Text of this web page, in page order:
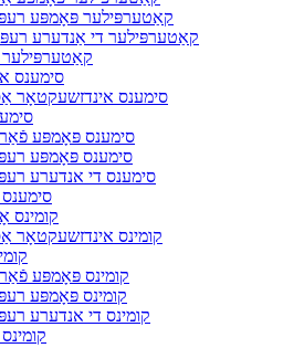
קאַטערפּילער פּאָמפּע
קאַטערפּילער די אַנדערע
קאַטערפּילער
סימענס
סימענס אינדזשעקטאָר
סימענס פּאָמפּע
סימענס פּאָמפּע
סימענס די אנדערע
סימענס
קומינס
קומינס אינדזשעקטאָר
קומינס פּאָמפּע
קומינס פּאָמפּע
קומינס די אנדערע